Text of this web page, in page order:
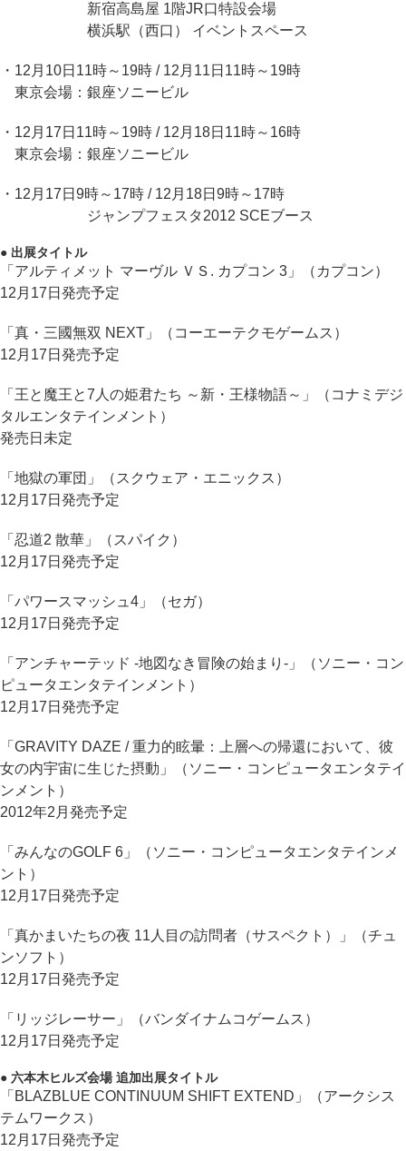
新宿高島屋 1階JR口特設会場
横浜駅（西口） イベントスペース
・12月10日11時～19時 / 12月11日11時～19時
東京会場：銀座ソニービル
・12月17日11時～19時 / 12月18日11時～16時
東京会場：銀座ソニービル
・12月17日9時～17時 / 12月18日9時～17時
ジャンプフェスタ2012 SCEブース
● 出展タイトル
「アルティメット マーヴル ＶＳ. カプコン 3」（カプコン）
12月17日発売予定
「真・三國無双 NEXT」（コーエーテクモゲームス）
12月17日発売予定
「王と魔王と7人の姫君たち ～新・王様物語～」（コナミデジ
タルエンタテインメント）
発売日未定
「地獄の軍団」（スクウェア・エニックス）
12月17日発売予定
「忍道2 散華」（スパイク）
12月17日発売予定
「パワースマッシュ4」（セガ）
12月17日発売予定
「アンチャーテッド -地図なき冒険の始まり-」（ソニー・コン
ピュータエンタテインメント）
12月17日発売予定
「GRAVITY DAZE / 重力的眩暈：上層への帰還において、彼
女の内宇宙に生じた摂動」（ソニー・コンピュータエンタテイ
ンメント）
2012年2月発売予定
「みんなのGOLF 6」（ソニー・コンピュータエンタテインメ
ント）
12月17日発売予定
「真かまいたちの夜 11人目の訪問者（サスペクト）」（チュ
ンソフト）
12月17日発売予定
「リッジレーサー」（バンダイナムコゲームス）
12月17日発売予定
● 六本木ヒルズ会場 追加出展タイトル
「BLAZBLUE CONTINUUM SHIFT EXTEND」（アークシス
テムワークス）
12月17日発売予定